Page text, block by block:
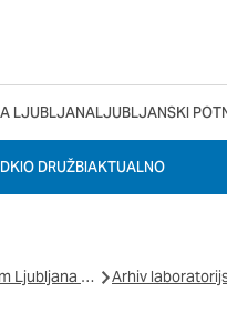
LJUBLJANALJUBLJANSKI
O DRUŽBIAKTUALNO
Centralni vodovodni sistem Ljubljana - laboratorijska poročila Arhiv
bolj